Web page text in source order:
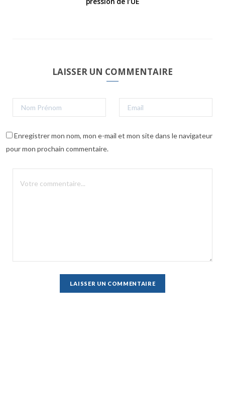
LAISSER UN COMMENTAIRE
Enregistrer mon nom, mon e-mail et mon site dans le navigateur
pour mon prochain commentaire.